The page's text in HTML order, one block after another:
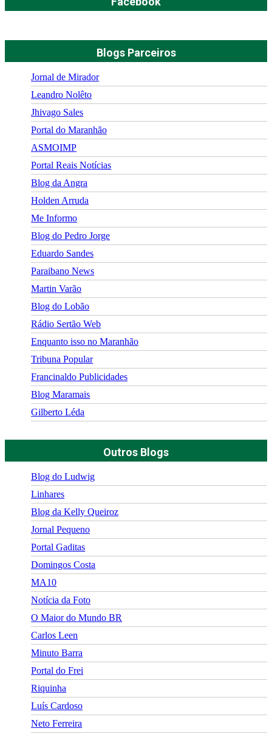
Blogs Parceiros
Jornal de Mirador
Leandro Nolêto
Jhivago Sales
Portal do Maranhão
ASMOIMP
Portal Reais Notí­cias
Blog da Angra
Holden Arruda
Me Informo
Blog do Pedro Jorge
Eduardo Sandes
Paraibano News
Martin Varão
Blog do Lobão
Rádio Sertão Web
Enquanto isso no Maranhão
Tribuna Popular
Francinaldo Publicidades
Blog Maramais
Gilberto Léda
Outros Blogs
Blog do Ludwig
Linhares
Blog da Kelly Queiroz
Jornal Pequeno
Portal Gaditas
Domingos Costa
MA10
Notícia da Foto
O Maior do Mundo BR
Carlos Leen
Minuto Barra
Portal do Frei
Riquinha
Luís Cardoso
Neto Ferreira